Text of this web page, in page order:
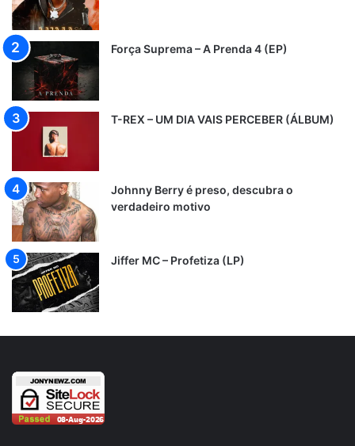
Força Suprema – A Prenda 4 (EP)
T-REX – UM DIA VAIS PERCEBER (ÁLBUM)
Johnny Berry é preso, descubra o
verdadeiro motivo
Jiffer MC – Profetiza (LP)